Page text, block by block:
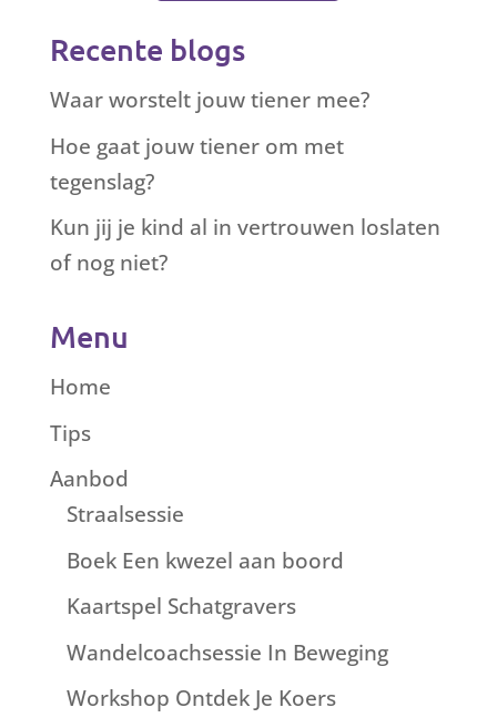
Recente blogs
Waar worstelt jouw tiener mee?
Hoe gaat jouw tiener om met
tegenslag?
Kun jij je kind al in vertrouwen loslaten
of nog niet?
Menu
Home
Tips
Aanbod
Straalsessie
Boek Een kwezel aan boord
Kaartspel Schatgravers
Wandelcoachsessie In Beweging
Workshop Ontdek Je Koers